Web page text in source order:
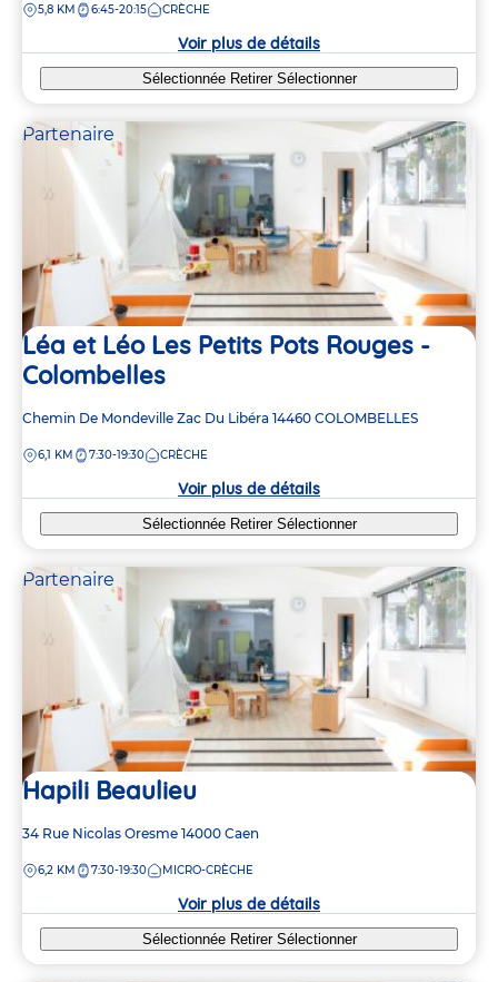
la
DISTANCE
5,8 KM 6:45-20:15 CRÈCHE
Voir plus de détails
Sélectionnée Retirer Sélectionner
Partenaire
Léa et Léo Les Petits Pots Rouges -
Colombelles
Adresse
la
Chemin De Mondeville Zac Du Libéra 14460 COLOMBELLES
DISTANCE
6,1 KM 7:30-19:30 CRÈCHE
Voir plus de détails
Sélectionnée Retirer Sélectionner
Partenaire
Hapili Beaulieu
Adresse
la
34 Rue Nicolas Oresme 14000 Caen
DISTANCE
6,2 KM 7:30-19:30 MICRO-CRÈCHE
Voir plus de détails
Sélectionnée Retirer Sélectionner